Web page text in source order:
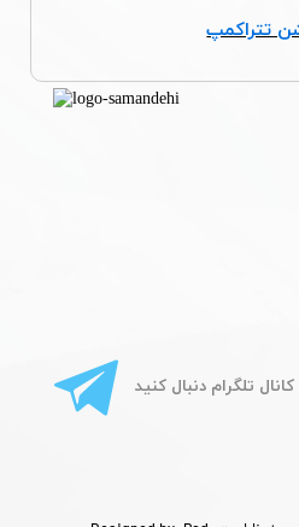
تلگرام دنبال کنید
تتراکمپ